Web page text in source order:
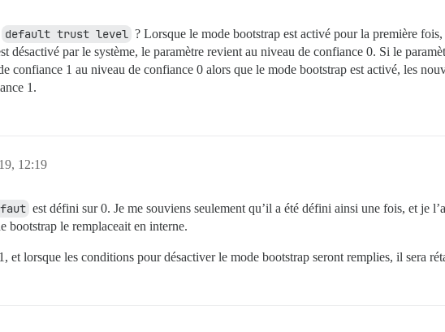
default trust level ? Lorsque le mode bootstrap est activé pour la première
désactivé par le système, le paramètre revient au niveau de confiance 0. Si le
confiance 1 au niveau de confiance 0 alors que le mode bootstrap est activé, les
1.
12:19
est défini sur 0. Je me souviens seulement qu’il a été défini ainsi une fois, et je
bootstrap le remplaceait en interne.
et lorsque les conditions pour désactiver le mode bootstrap seront remplies, il sera